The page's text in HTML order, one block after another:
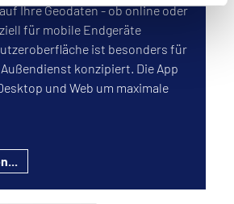
Ihre Geodaten - ob online oder
für mobile Endgeräte
ist besonders für
konzipiert. Die App
und Web um maximale